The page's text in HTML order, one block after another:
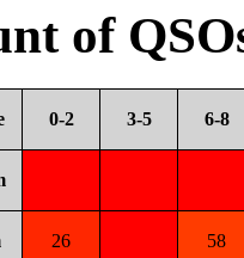
of
0-2 3-5 6-8
26 58